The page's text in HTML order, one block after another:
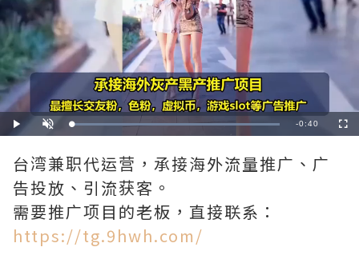
Play Unmute Loaded:
100.00%
Remaining
-0:40
台湾兼职代运营，承接海外流量推广、广
告投放、引流获客。
需要推广项目的老板，直接联系：
https://tg.9hwh.com/